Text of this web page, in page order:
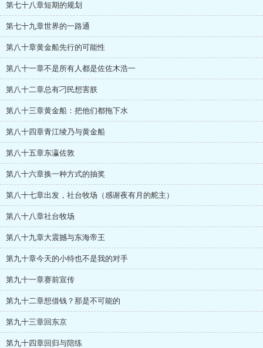
第七十八章短期的规划
第七十九章世界的一路通
第八十章黄金船先行的可能性
第八十一章不是所有人都是佐佐木浩一
第八十二章总有刁民想害朕
第八十三章黄金船：把他们都拖下水
第八十四章青江绫乃与黄金船
第八十五章东瀛佐敦
第八十六章换一种方式的抽奖
第八十七章出发，社台牧场（感谢夜有月的舵主）
第八十八章社台牧场
第八十九章大震撼与东海帝王
第九十章今天的小特也不是我的对手
第九十一章赛前宣传
第九十二章想借钱？那是不可能的
第九十三章回东京
第九十四章回归与陪练